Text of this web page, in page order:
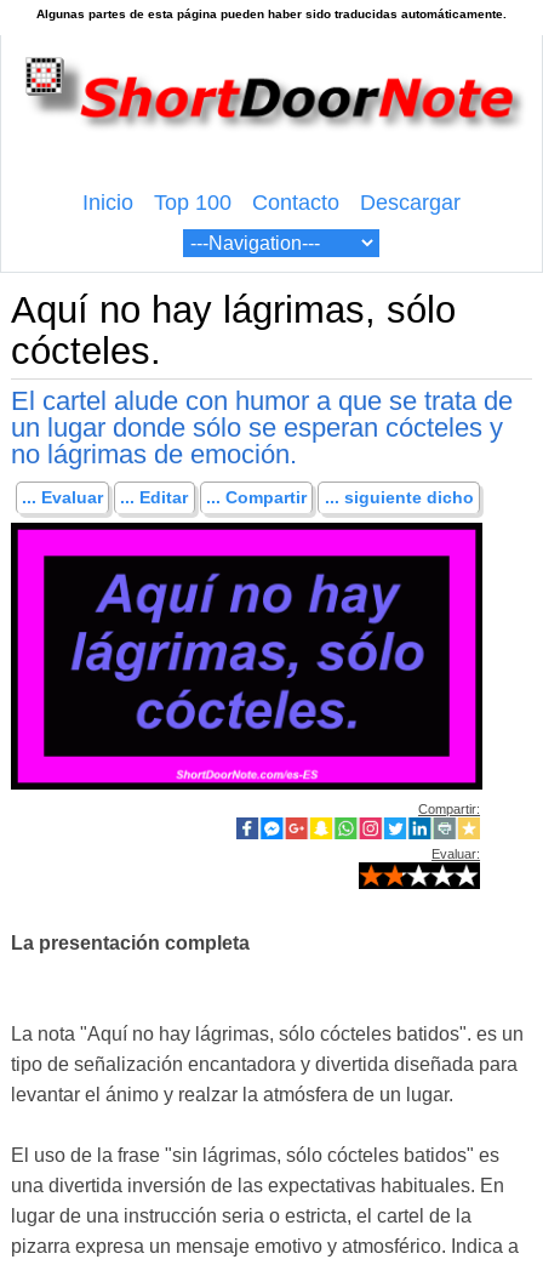
Inicio Top 100 Contacto Descargar
Aquí no hay lágrimas, sólo
cócteles.
El cartel alude con humor a que se trata de
un lugar donde sólo se esperan cócteles y
no lágrimas de emoción.
... Evaluar ... Editar ... Compartir ... siguiente dicho
Compartir:
Evaluar:
La presentación completa
La nota "Aquí no hay lágrimas, sólo cócteles batidos". es un
tipo de señalización encantadora y divertida diseñada para
levantar el ánimo y realzar la atmósfera de un lugar.
El uso de la frase "sin lágrimas, sólo cócteles batidos" es
una divertida inversión de las expectativas habituales. En
lugar de una instrucción seria o estricta, el cartel de la
pizarra expresa un mensaje emotivo y atmosférico. Indica a